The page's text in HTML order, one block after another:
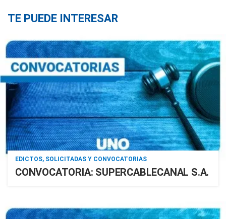
TE PUEDE INTERESAR
EDICTOS, SOLICITADAS Y CONVOCATORIAS
CONVOCATORIA: SUPERCABLECANAL S.A.